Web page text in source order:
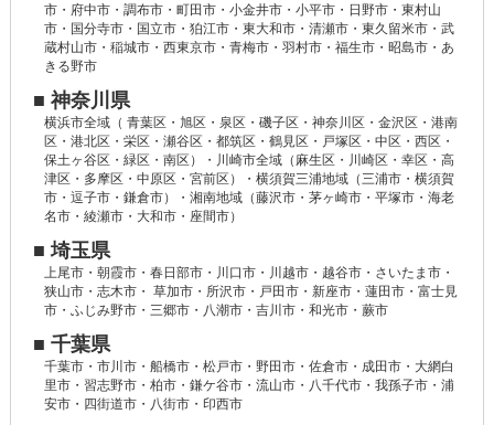
市・府中市・調布市・町田市・小金井市・小平市・日野市・東村山
市・国分寺市・国立市・狛江市・東大和市・清瀬市・東久留米市・武
蔵村山市・稲城市・西東京市・青梅市・羽村市・福生市・昭島市・あ
きる野市
■ 神奈川県
横浜市全域（ 青葉区・旭区・泉区・磯子区・神奈川区・金沢区・港南
区・港北区・栄区・瀬谷区・都筑区・鶴見区・戸塚区・中区・西区・
保土ヶ谷区・緑区・南区）・川崎市全域（麻生区・川崎区・幸区・高
津区・多摩区・中原区・宮前区）・横須賀三浦地域（三浦市・横須賀
市・逗子市・鎌倉市）・湘南地域（藤沢市・茅ヶ崎市・平塚市・海老
名市・綾瀬市・大和市・座間市）
■ 埼玉県
上尾市・朝霞市・春日部市・川口市・川越市・越谷市・さいたま市・
狭山市・志木市・ 草加市・所沢市・戸田市・新座市・蓮田市・富士見
市・ふじみ野市・三郷市・八潮市・吉川市・和光市・蕨市
■ 千葉県
千葉市・市川市・船橋市・松戸市・野田市・佐倉市・成田市・大網白
里市・習志野市・柏市・鎌ケ谷市・流山市・八千代市・我孫子市・浦
安市・四街道市・八街市・印西市